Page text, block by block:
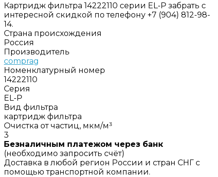
Картридж фильтра 14222110 серии EL-P забрать с
интересной скидкой по телефону +7 (904) 812-98-
14.
Страна происхождения
Россия
Производитель
comprag
Номенклатурный номер
14222110
Серия
EL-P
Вид фильтра
картридж фильтра
Очистка от частиц, мкм/м³
3
Безналичным платежом через банк
(необходимо запросить счёт)
Доставка в любой регион России и стран СНГ с
помощью транспортной компании.